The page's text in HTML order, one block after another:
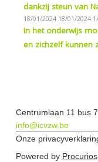
dankzij steun van
18/01/2024 18/01/2024
In het onderwijs
en zichzelf kunnen
Centrumlaan 11 bus 7
info@icvzw.be
Onze
Powered by Procurios